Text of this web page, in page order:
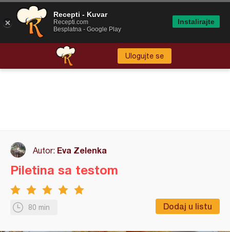
Ulogujte se
Autor: Eva Zelenka
80 min Dodaj u listu
Piletina sa testom
Recepti - Kuvar
Recepti.com
Besplatna - Google Play
Instalirajte